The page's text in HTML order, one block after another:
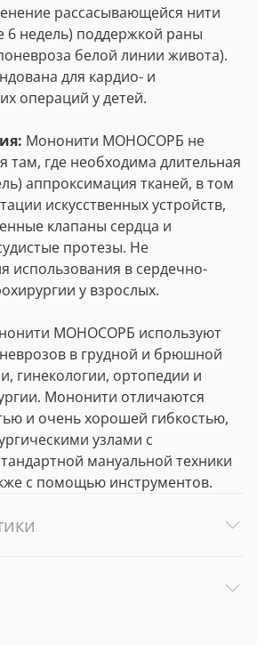
рассасывающейся нити
6 недель) поддержкой раны
белой линии живота).
для кардио- и
операций у детей.
Мононити МОНОСОРБ не
там, где необходима длительная
аппроксимация тканей, в том
искусственных устройств,
клапаны сердца и
протезы. Не
использования в сердечно-
у взрослых.
МОНОСОРБ используют
в грудной и брюшной
гинекологии, ортопедии и
Мононити отличаются
и очень хорошей гибкостью,
узлами с
мануальной техники
с помощью инструментов.